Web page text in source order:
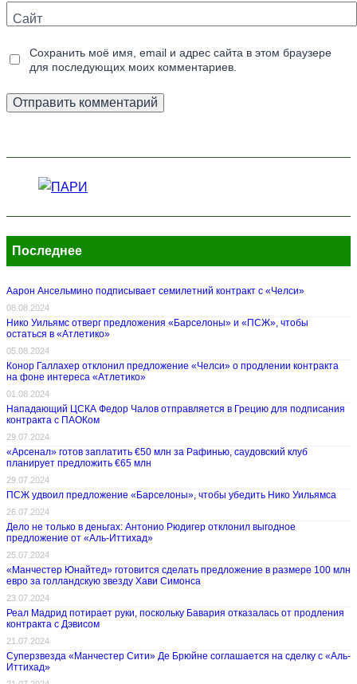
Сайт
Сохранить моё имя, email и адрес сайта в этом браузере
для последующих моих комментариев.
Последнее
Аарон Ансельмино подписывает семилетний контракт с «Челси»
08.08.2024
Нико Уильямс отверг предложения «Барселоны» и «ПСЖ», чтобы
остаться в «Атлетико»
05.08.2024
Конор Галлахер отклонил предложение «Челси» о продлении контракта
на фоне интереса «Атлетико»
01.08.2024
Нападающий ЦСКА Федор Чалов отправляется в Грецию для подписания
контракта с ПАОКом
29.07.2024
«Арсенал» готов заплатить €50 млн за Рафинью, саудовский клуб
планирует предложить €65 млн
29.07.2024
ПСЖ удвоил предложение «Барселоны», чтобы убедить Нико Уильямса
26.07.2024
Дело не только в деньгах: Антонио Рюдигер отклонил выгодное
предложение от «Аль-Иттихад»
25.07.2024
«Манчестер Юнайтед» готовится сделать предложение в размере 100 млн
евро за голландскую звезду Хави Симонса
23.07.2024
Реал Мадрид потирает руки, поскольку Бавария отказалась от продления
контракта с Дэвисом
21.07.2024
Суперзвезда «Манчестер Сити» Де Брюйне соглашается на сделку с «Аль-
Иттихад»